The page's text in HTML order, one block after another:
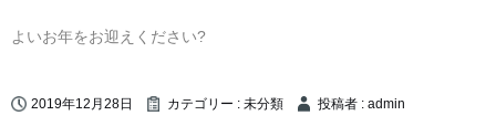
よいお年をお迎えください?
2019年12月28日 カテゴリー : 未分類 投稿者 : admin